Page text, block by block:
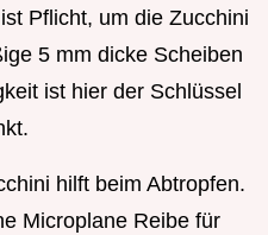
Pflicht, um die Zucchini
5 mm dicke Scheiben
ist hier der Schlüssel
hilft beim Abtropfen.
Microplane Reibe für